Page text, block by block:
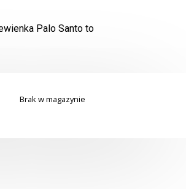
Palo Santo to
Brak w magazynie